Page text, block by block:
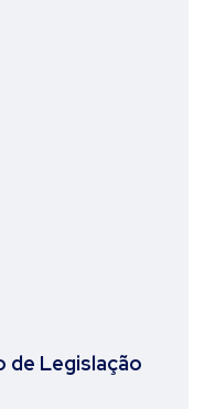
de Legislação